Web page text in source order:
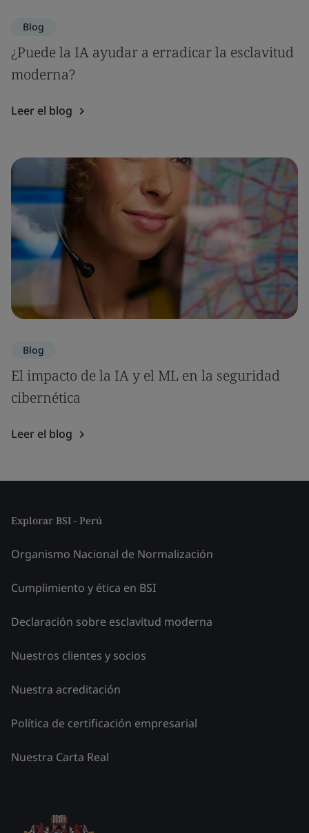
Blog
¿Puede la IA ayudar a erradicar la esclavitud
moderna?
Leer el blog
Blog
El impacto de la IA y el ML en la seguridad
cibernética
Leer el blog
Explorar BSI - Perú
Organismo Nacional de Normalización
Cumplimiento y ética en BSI
Declaración sobre esclavitud moderna
Nuestros clientes y socios
Nuestra acreditación
Política de certificación empresarial
Nuestra Carta Real